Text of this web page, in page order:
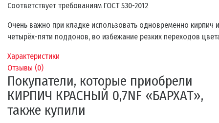
Соответствует требованиям ГОСТ 530-2012
Очень важно при кладке использовать одновременно кирпич
четырёх-пяти поддонов, во избежание резких переходов
Характеристики
Отзывы (0)
Покупатели, которые приобрели
КИРПИЧ КРАСНЫЙ 0,7NF «БАРХАТ»,
также купили